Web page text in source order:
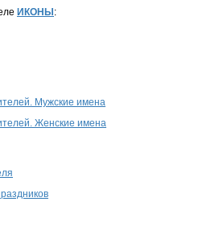
ИКОНЫ :
Мужские имена
Женские имена